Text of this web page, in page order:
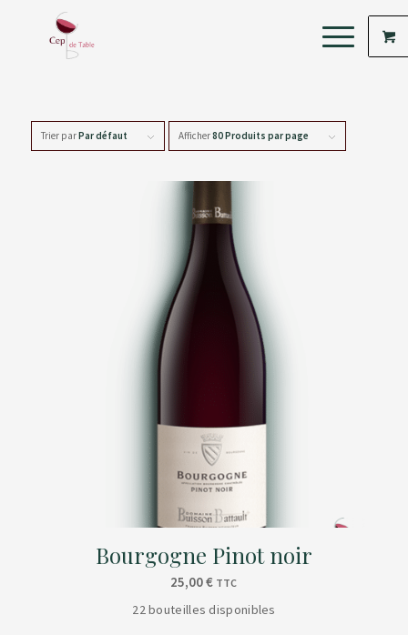
Trier parPar défaut Afficher80 Produits par page
Bourgogne Pinot noir
25,00€ TTC
22 bouteilles disponibles